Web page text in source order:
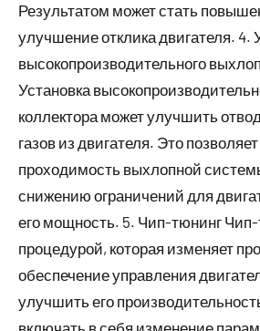
Результатом может стать
улучшение отклика двигателя. 4.
высокопроизводительного
Установка
коллектора может улучшить
газов из двигателя. Это
проходимость выхлопной
снижению ограничений для
его мощность. 5. Чип-тюнинг Чип-
процедурой, которая изменяет
обеспечение управления
улучшить его